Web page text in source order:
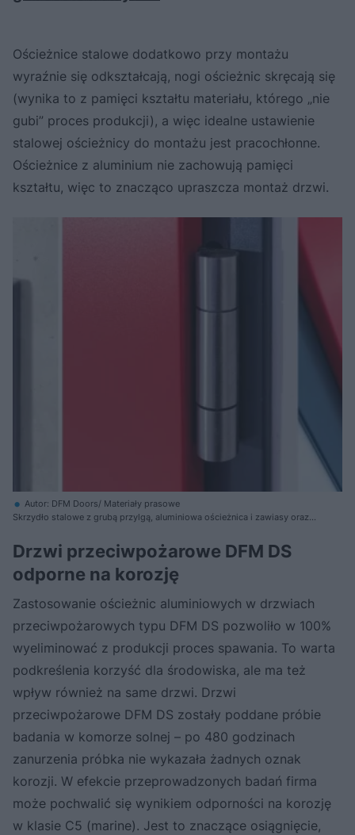
Ościeżnice stalowe dodatkowo przy montażu
wyraźnie się odkształcają, nogi ościeżnic skręcają się
(wynika to z pamięci kształtu materiału, którego „nie
gubi” proces produkcji), a więc idealne ustawienie
stalowej ościeżnicy do montażu jest pracochłonne.
Ościeżnice z aluminium nie zachowują pamięci
kształtu, więc to znacząco upraszcza montaż drzwi.
Autor: DFM Doors/ Materiały prasowe
Skrzydło stalowe z grubą przylgą, aluminiowa ościeżnica i zawiasy oraz
Drzwi przeciwpożarowe DFM DS
odporne na korozję
Zastosowanie ościeżnic aluminiowych w drzwiach
przeciwpożarowych typu DFM DS pozwoliło w 100%
wyeliminować z produkcji proces spawania. To warta
podkreślenia korzyść dla środowiska, ale ma też
wpływ również na same drzwi. Drzwi
przeciwpożarowe DFM DS zostały poddane próbie
badania w komorze solnej – po 480 godzinach
zanurzenia próbka nie wykazała żadnych oznak
korozji. W efekcie przeprowadzonych badań firma
może pochwalić się wynikiem odporności na korozję
w klasie C5 (marine). Jest to znaczące osiągnięcie,